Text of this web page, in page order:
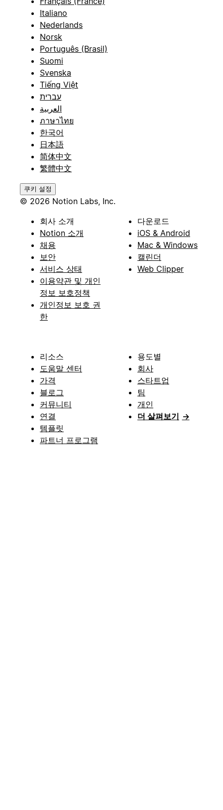
Italiano
Nederlands
Norsk
Português (Brasil)
Suomi
Svenska
Tiếng Việt
עברית
العربية
ภาษาไทย
한국어
日本語
简体中文
繁體中文
쿠키 설정
© 2026 Notion Labs, Inc.
회사 소개
Notion 소개
채용
보안
서비스 상태
이용약관 및 개인
정보 보호정책
개인정보 보호 권
한
다운로드
iOS & Android
Mac & Windows
캘린더
Web Clipper
리소스
도움말 센터
가격
블로그
커뮤니티
연결
템플릿
파트너 프로그램
용도별
회사
스타트업
팀
개인
더 살펴보기 →